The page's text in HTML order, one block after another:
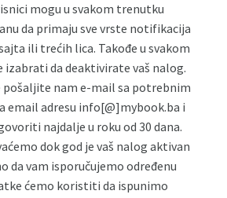
mogu u svakom trenutku
da primaju sve vrste notifikacija
ili trećih lica. Takođe u svakom
da deaktivirate vaš nalog.
nam e-mail sa potrebnim
email adresu info[@]mybook.ba i
najdalje u roku od 30 dana.
dok god je vaš nalog aktivan
da vam isporučujemo određenu
ćemo koristiti da ispunimo